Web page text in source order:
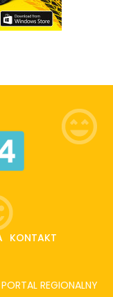
KONTAKT
REGIONALNY